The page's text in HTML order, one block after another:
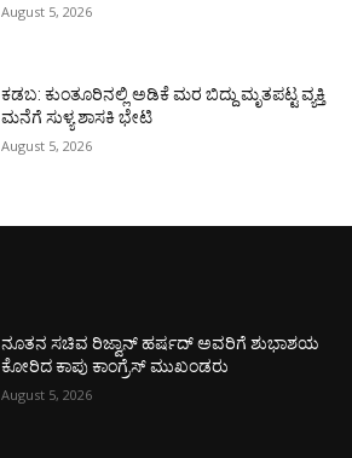
August 5, 2026
ಕಡಬ: ಕುಂತೂರಿನಲ್ಲಿ ಅಡಿಕೆ ಮರ ಬಿದ್ದು ಮೃತಪಟ್ಟ ವ್ಯಕ್ತಿ
ಮನೆಗೆ ಸುಳ್ಯ ಶಾಸಕಿ ಭೇಟಿ
August 5, 2026
ನೂತನ ಸಚಿವ ರಿಜ್ವಾನ್ ಹರ್ಷದ್ ಅವರಿಗೆ ಶುಭಾಶಯ
ಕೋರಿದ ಕಾಪು ಕಾಂಗ್ರೆಸ್ ಮುಖಂಡರು
August 5, 2026